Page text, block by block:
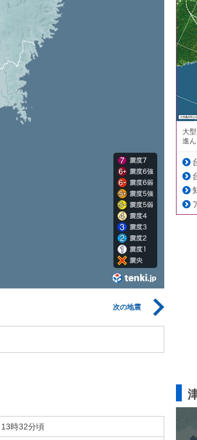
次の地震
時32分頃
大
進